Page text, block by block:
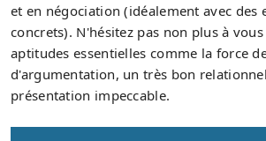
et en négociation (idéalement avec des
concrets). N'hésitez pas non plus à
aptitudes essentielles comme la force
d'argumentation, un très bon
présentation impeccable.